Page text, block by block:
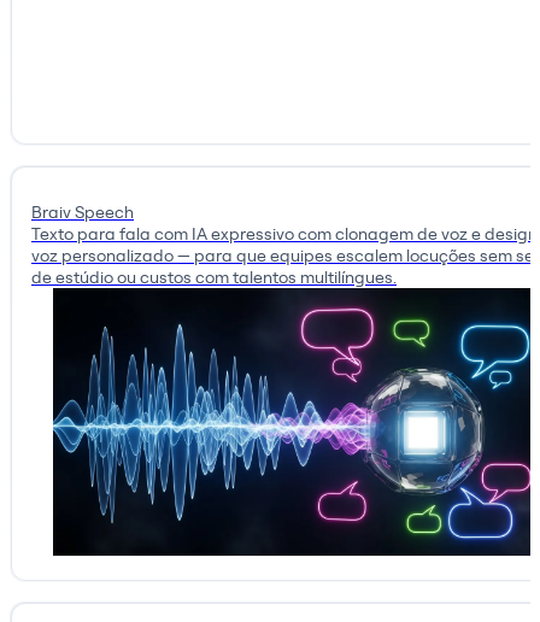
Braiv Speech
Texto para fala com IA expressivo com clonagem de voz e
voz personalizado — para que equipes escalem locuções sem
de estúdio ou custos com talentos multilíngues.